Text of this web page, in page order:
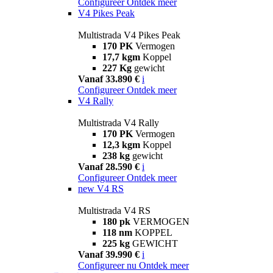
V4 Pikes Peak
Multistrada V4 Pikes Peak
170 PK Vermogen
17,7 kgm Koppel
227 Kg gewicht
Vanaf 33.890 € i
Configureer Ontdek meer
V4 Rally
Multistrada V4 Rally
170 PK Vermogen
12,3 kgm Koppel
238 kg gewicht
Vanaf 28.590 € i
Configureer Ontdek meer
new V4 RS
Multistrada V4 RS
180 pk VERMOGEN
118 nm KOPPEL
225 kg GEWICHT
Vanaf 39.990 € i
Configureer nu Ontdek meer